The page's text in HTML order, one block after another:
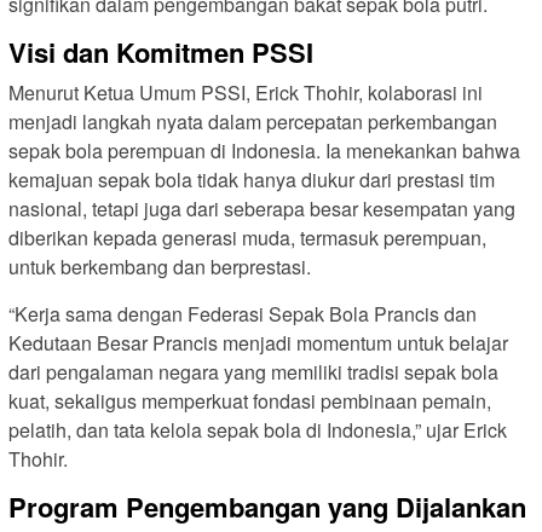
Visi dan Komitmen PSSI
Menurut Ketua Umum PSSI, Erick Thohir, kolaborasi ini
menjadi langkah nyata dalam percepatan perkembangan
sepak bola perempuan di Indonesia. Ia menekankan bahwa
kemajuan sepak bola tidak hanya diukur dari prestasi tim
nasional, tetapi juga dari seberapa besar kesempatan yang
diberikan kepada generasi muda, termasuk perempuan,
untuk berkembang dan berprestasi.
“Kerja sama dengan Federasi Sepak Bola Prancis dan
Kedutaan Besar Prancis menjadi momentum untuk belajar
dari pengalaman negara yang memiliki tradisi sepak bola
kuat, sekaligus memperkuat fondasi pembinaan pemain,
pelatih, dan tata kelola sepak bola di Indonesia,” ujar Erick
Thohir.
Program Pengembangan yang Dijalankan